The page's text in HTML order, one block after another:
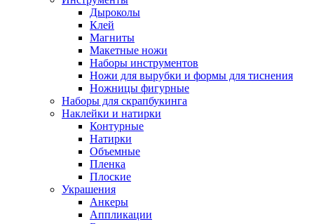
Дыроколы
Клей
Магниты
Макетные ножи
Наборы инструментов
Ножи для вырубки и формы для тиснения
Ножницы фигурные
Наборы для скрапбукинга
Наклейки и натирки
Контурные
Натирки
Объемные
Пленка
Плоские
Украшения
Анкеры
Аппликации